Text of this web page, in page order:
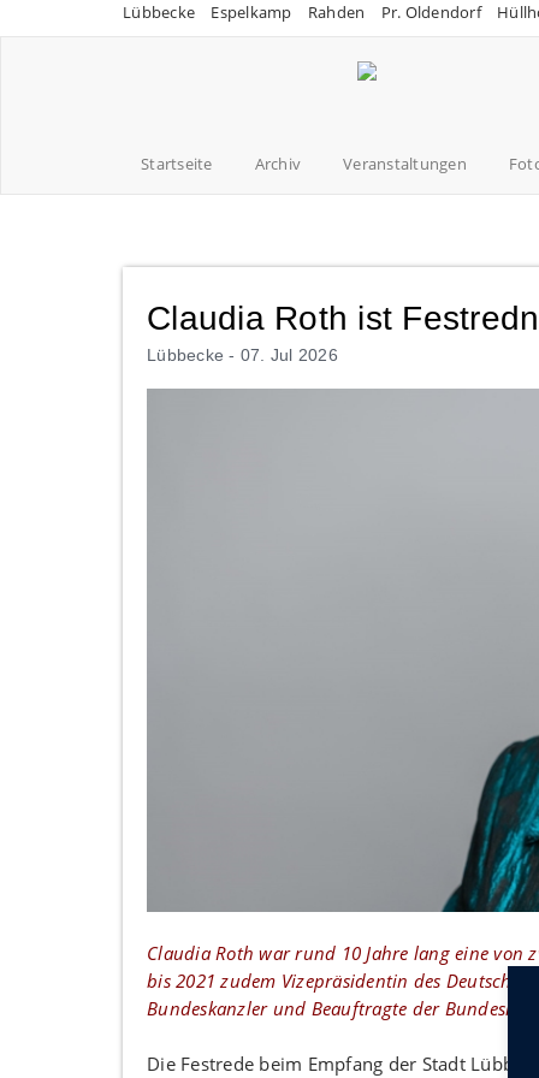
Lübbecke Espelkamp Rahden Pr. Oldendorf
Startseite Archiv Veranstaltungen
Claudia Roth ist
Lübbecke - 07. Jul 2026
Claudia Roth war rund 10 Jahre lang eine von
bis 2021 zudem Vizepräsidentin des
Bundeskanzler und Beauftragte der
Die Festrede beim Empfang der Stadt